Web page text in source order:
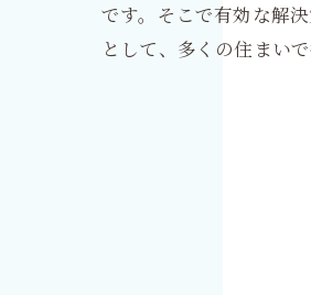
です。そこで有効な解
として、多くの住まい